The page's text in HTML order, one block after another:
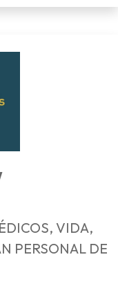
VIDA,
PERSONAL DE